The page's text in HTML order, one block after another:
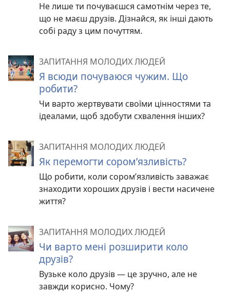
Не лише ти почуваєшся самотнім через те,
що не маєш друзів. Дізнайся, як інші дають
собі раду з цим почуттям.
ЗАПИТАННЯ МОЛОДИХ ЛЮДЕЙ
Я всюди почуваюся чужим. Що
робити?
Чи варто жертвувати своїми цінностями та
ідеалами, щоб здобути схвалення інших?
ЗАПИТАННЯ МОЛОДИХ ЛЮДЕЙ
Як перемогти сором’язливість?
Що робити, коли сором’язливість заважає
знаходити хороших друзів і вести насичене
життя?
ЗАПИТАННЯ МОЛОДИХ ЛЮДЕЙ
Чи варто мені розширити коло
друзів?
Вузьке коло друзів — це зручно, але не
завжди корисно. Чому?